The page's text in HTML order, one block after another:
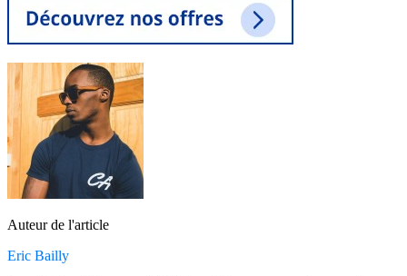
Auteur de l'article
Eric Bailly